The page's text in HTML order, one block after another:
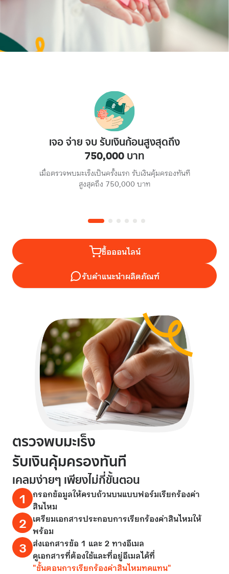
เจอ จ่าย จบ รับเงินก้อนสูงสุดถึง
750,000 บาท
เมื่อตรวจพบมะเร็งเป็นครั้งแรก รับเงินคุ้มครองทันที
สูงสุดถึง 750,000 บาท
ซื้อออนไลน์
รับคำแนะนำผลิตภัณฑ์
ตรวจพบมะเร็ง
รับเงินคุ้มครองทันที
เคลมง่ายๆ เพียงไม่กี่ขั้นตอน
1
กรอกข้อมูลให้ครบถ้วนบนแบบฟอร์มเรียกร้องค่า
สินไหม
2
เตรียมเอกสารประกอบการเรียกร้องค่าสินไหมให้
พร้อม
3
ส่งเอกสารข้อ 1 และ 2 ทางอีเมล
ดูเอกสารที่ต้องใช้และที่อยู่อีเมลได้ที่
"ขั้นตอนการเรียกร้องค่าสินไหมทดแทน"